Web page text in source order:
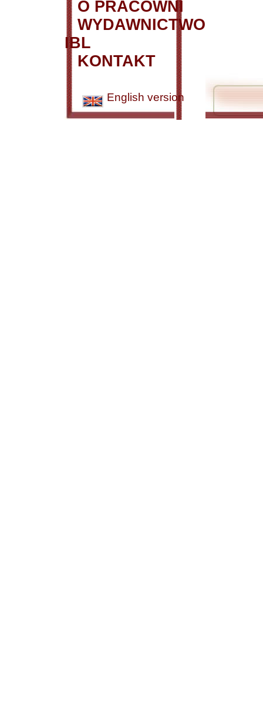
O PRACOWNI
WYDAWNICTWO
IBL
KONTAKT
English version